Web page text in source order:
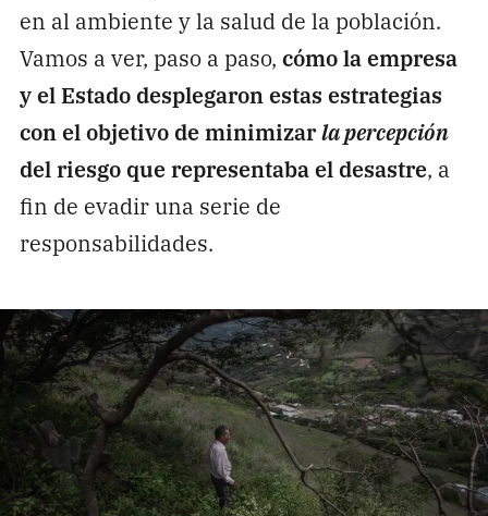
en al ambiente y la salud de la población.
Vamos a ver, paso a paso, cómo la empresa
y el Estado desplegaron estas estrategias
con el objetivo de minimizarla percepción
del riesgo que representaba el desastre, a
fin de evadir una serie de
responsabilidades.